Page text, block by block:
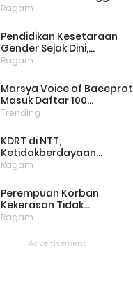
Bikin Suami Minder, Asal
Dukung
Ragam
Pendidikan Kesetaraan
Gender Sejak Dini,
Psikolog: Anak Laki-Laki
Ragam
Marsya Voice of Baceprot
Masuk Daftar 100
Perempuan Inspiratif dan
Versi BBC
Trending
KDRT di NTT,
Ketidakberdayaan
Perempuan Masih Menjadi
Ragam
Perempuan Korban
Kekerasan Tidak
Bercerita, Victim Blaming
Ragam